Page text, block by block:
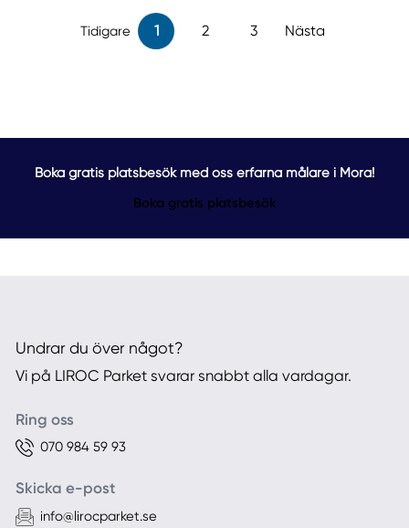
Tidigare 1 2 3 Nästa
Boka gratis platsbesök med oss erfarna målare i Mora!
Boka gratis platsbesök
Undrar du över något?
Vi på LIROC Parket svarar snabbt alla vardagar.
Ring oss
070 984 59 93
Skicka e-post
info@lirocparket.se